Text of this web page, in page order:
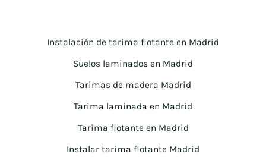
Instalación de tarima flotante en Madrid
Suelos laminados en Madrid
Tarimas de madera Madrid
Tarima laminada en Madrid
Tarima flotante en Madrid
Instalar tarima flotante Madrid